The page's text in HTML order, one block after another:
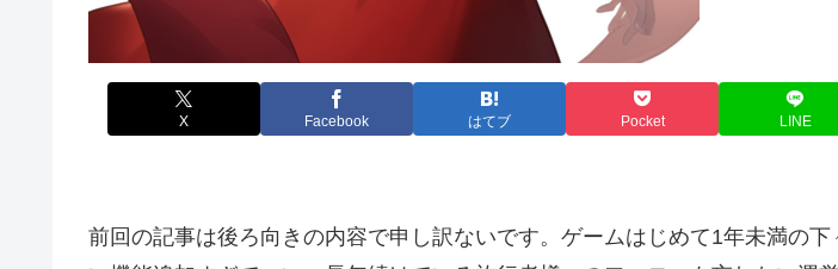
X Facebook はてブ Pocket LINE
前回の記事は後ろ向きの内容で申し訳ないです。ゲームはじめて1年未満の